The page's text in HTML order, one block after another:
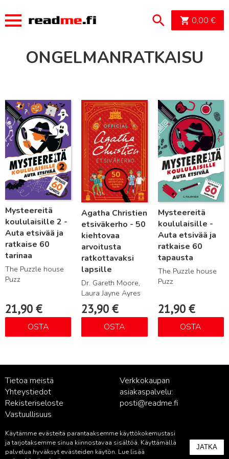
0,00 €
ONGELMANRATKAISU
Mysteereitä
koululaisille 2 -
Auta etsivää ja
ratkaise 60
tarinaa
The Puzzle house
Puzz
21,90 €
OSTA
Lue lisää
Agatha Christien
etsiväkerho - 50
kiehtovaa
arvoitusta
ratkottavaksi
lapsille
Dr. Gareth Moore,
Laura Jayne Ayres
23,90€
OSTA
Lue lisää
Mysteereitä
koululaisille -
Auta etsivää ja
ratkaise 60
tapausta
The Puzzle house
Puzz
21,90 €
OSTA
Lue lisää
Tietoa meistä
Yhteystiedot
Rekisteriseloste
Vastuullisuus
Verkkokaupan
asiakaspalvelu:
posti@readme.fi
Kustantamon asiakaspalvelu:
palvelu@readme.fi
Käytämme evästeitä parantaaksemme käyttökokemustasi
ja tarjotaksemme sinua kiinnostavaa sisältöä. Käyttämällä
palvelua hyväksyt evästeiden käytön. Lue lisää
JATKA